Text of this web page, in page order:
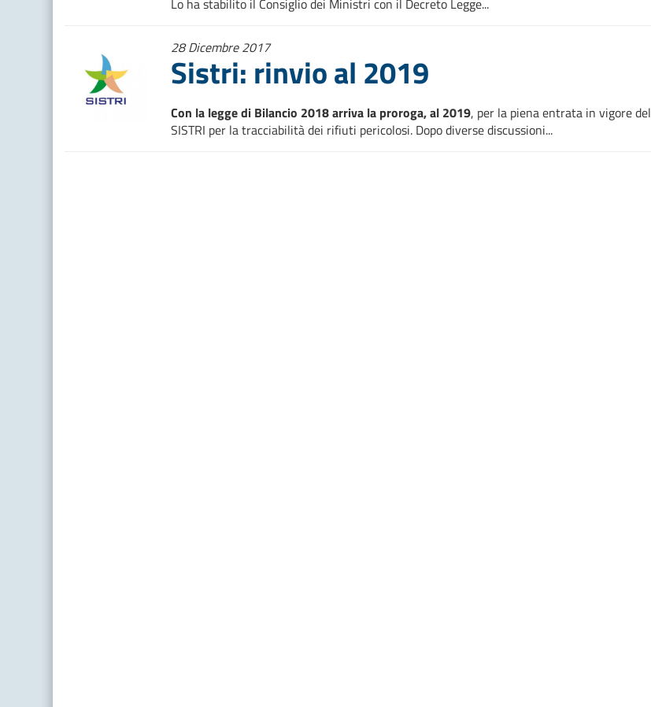
Lo ha stabilito il Consiglio dei Ministri con il Decreto Legge...
28 Dicembre 2017
Sistri: rinvio al 2019
Con la legge di Bilancio 2018 arriva la proroga, al 2019, per la piena entrata in vigore del
SISTRI per la tracciabilità dei rifiuti pericolosi. Dopo diverse discussioni...